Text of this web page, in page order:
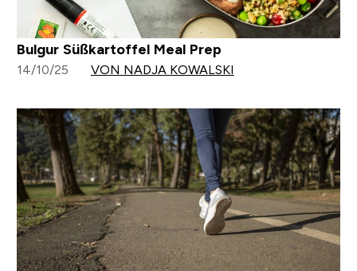
Bulgur Süßkartoffel Meal Prep
14/10/25 VON NADJA KOWALSKI